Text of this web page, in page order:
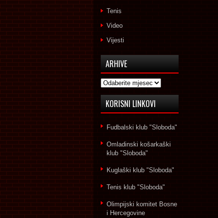
Tenis
Video
Vijesti
ARHIVE
Arhive
KORISNI LINKOVI
Fudbalski klub "Sloboda"
Omladinski košarkaški
klub "Sloboda"
Kuglaški klub "Sloboda"
Tenis klub "Sloboda"
Olimpijski komitet Bosne
i Hercegovine